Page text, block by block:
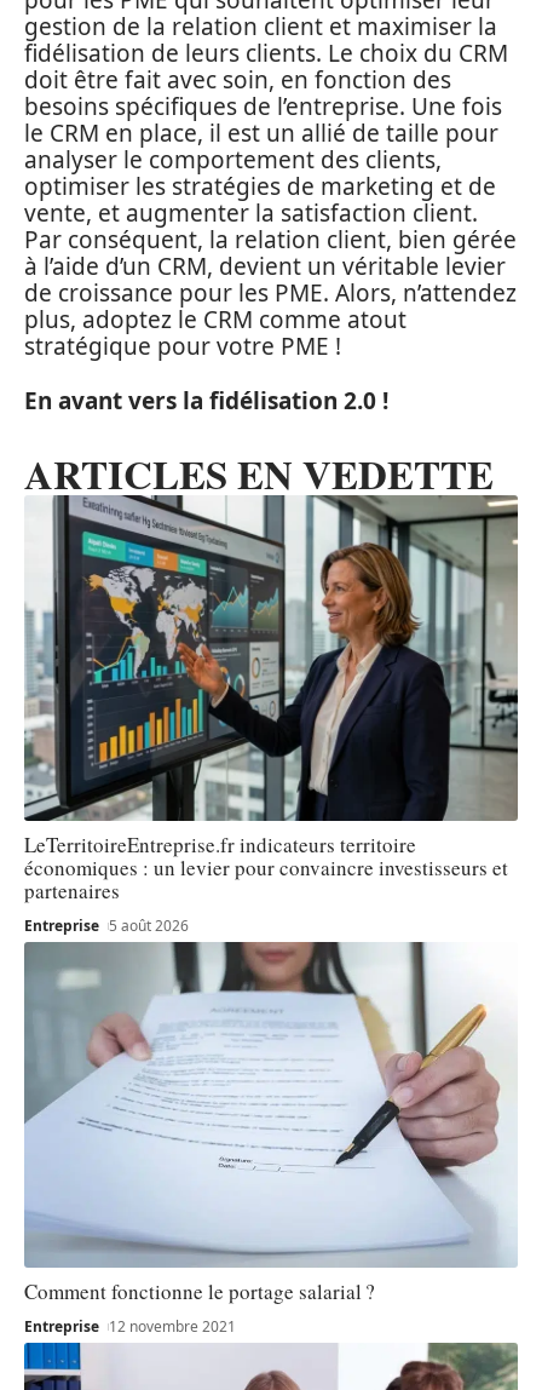
gestion de la relation client et maximiser la
fidélisation de leurs clients. Le choix du CRM
doit être fait avec soin, en fonction des
besoins spécifiques de l’entreprise. Une fois
le CRM en place, il est un allié de taille pour
analyser le comportement des clients,
optimiser les stratégies de marketing et de
vente, et augmenter la satisfaction client.
Par conséquent, la relation client, bien gérée
à l’aide d’un CRM, devient un véritable levier
de croissance pour les PME. Alors, n’attendez
plus, adoptez le CRM comme atout
stratégique pour votre PME !
En avant vers la fidélisation 2.0 !
ARTICLES EN VEDETTE
LeTerritoireEntreprise.fr indicateurs territoire
économiques : un levier pour convaincre investisseurs et
partenaires
Entreprise 5 août 2026
Comment fonctionne le portage salarial ?
Entreprise 12 novembre 2021